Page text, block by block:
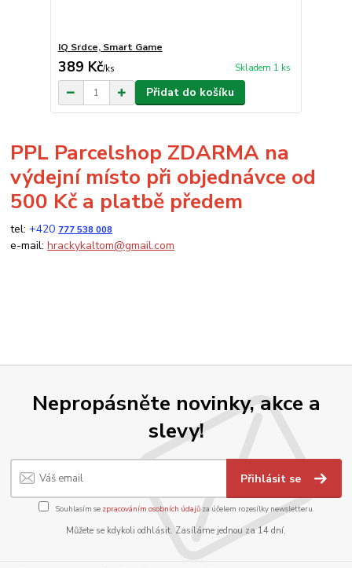
IQ Srdce, Smart Game
389 Kč/ks Skladem 1 ks
Přidat do košíku
PPL Parcelshop ZDARMA na
výdejní místo při objednávce od
500 Kč a platbě předem
tel: +420 777 538 008
e-mail:hrackykaltom@gmail.com
Nepropásněte novinky, akce a
slevy!
Přihlásit se
Souhlasím se zpracováním osobních údajůza účelem rozesílky newsletteru.
Můžete se kdykoli odhlásit. Zasíláme jednou za 14 dní.